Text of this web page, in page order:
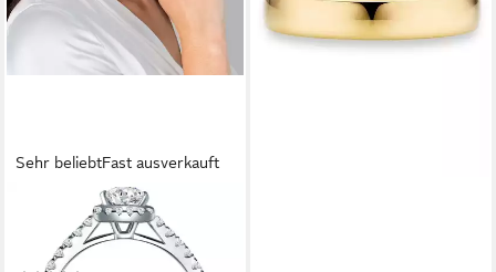
Sehr beliebtFast ausverkauft
Silberring silber, mit Zirkonia
für Frauen
ab 497,51 € UVP559,00 €
-11%